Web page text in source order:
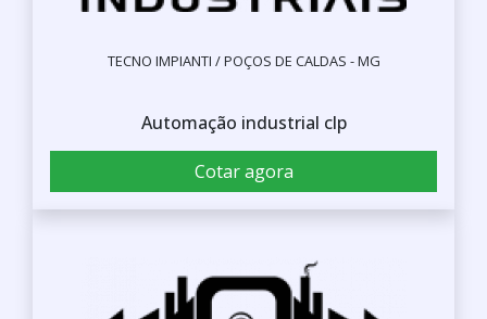
TECNO IMPIANTI / POÇOS DE CALDAS - MG
Automação industrial clp
Cotar agora